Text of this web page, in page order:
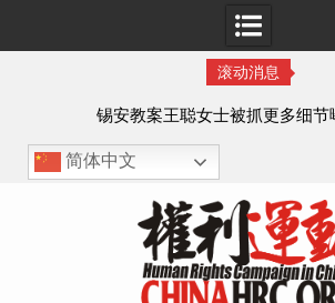
滚动消息
锡安教案王聪女士被抓更多细节
简体中文